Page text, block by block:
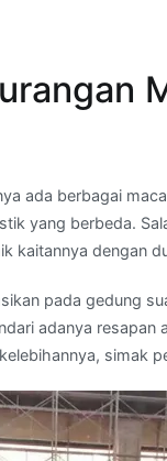
ada berbagai
yang berbeda.
kaitannya dengan
pada gedung
adanya resapan
simak